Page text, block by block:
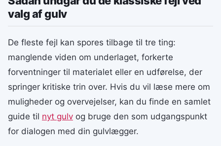
valg af gulv
De fleste fejl kan spores tilbage til tre ting:
manglende viden om underlaget, forkerte
forventninger til materialet eller en udførelse, der
springer kritiske trin over. Hvis du vil læse mere om
muligheder og overvejelser, kan du finde en samlet
guide til nyt gulv og bruge den som udgangspunkt
for dialogen med din gulvlægger.